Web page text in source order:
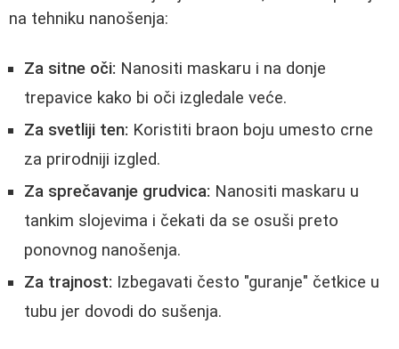
na tehniku nanošenja:
Za sitne oči: Nanositi maskaru i na donje
trepavice kako bi oči izgledale veće.
Za svetliji ten: Koristiti braon boju umesto crne
za prirodniji izgled.
Za sprečavanje grudvica: Nanositi maskaru u
tankim slojevima i čekati da se osuši preto
ponovnog nanošenja.
Za trajnost: Izbegavati često "guranje" četkice u
tubu jer dovodi do sušenja.